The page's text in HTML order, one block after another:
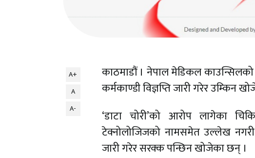
A+
A
A-
काठमाडौं । नेपाल मेडिकल काउन्सिलको
कर्मकाण्डी विज्ञप्ति जारी गरेर उम्किन
‘डाटा चोरी’को आरोप लागेका
टेक्नोलोजिजको नामसमेत उल्लेख नगरी
जारी गरेर सरक्क पन्छिन खोजेका छन् ।